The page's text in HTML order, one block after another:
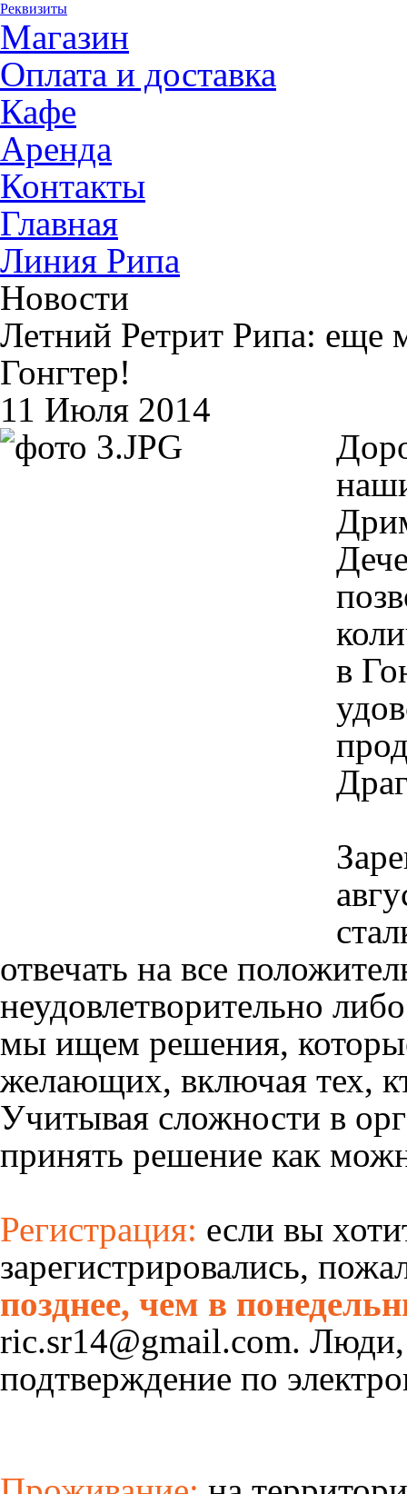
Реквизиты
Магазин
Оплата и доставка
Кафе
Аренда
Контакты
Главная
Линия Рипа
Новости
Летний Ретрит Рипа: еще
Гонгтер!
11 Июля 2014
в
отвечать на все
неудовлетворительно
мы ищем решения,
желающих, включая тех,
Учитывая сложности в
принять решение как
Регистрация: если вы
зарегистрировались,
позднее, чем в
ric.sr14@gmail.com. Люди,
подтверждение по